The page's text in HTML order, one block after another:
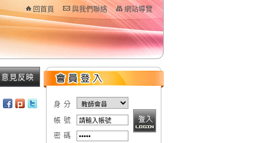
回首頁 與我們聯絡 網站導覽
身分
帳號
密碼
意見反映